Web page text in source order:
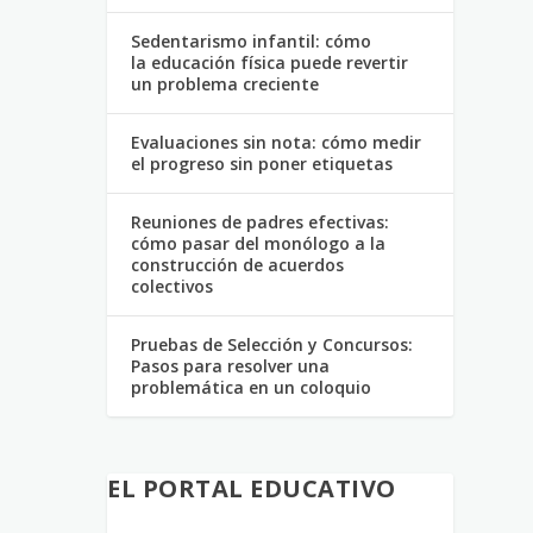
Sedentarismo infantil: cómo
la educación física puede revertir
un problema creciente
Evaluaciones sin nota: cómo medir
el progreso sin poner etiquetas
Reuniones de padres efectivas:
cómo pasar del monólogo a la
construcción de acuerdos
colectivos
Pruebas de Selección y Concursos:
Pasos para resolver una
problemática en un coloquio
EL PORTAL EDUCATIVO